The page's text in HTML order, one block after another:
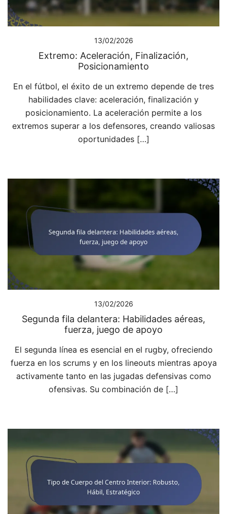
13/02/2026
Extremo: Aceleración, Finalización,
Posicionamiento
En el fútbol, el éxito de un extremo depende de tres
habilidades clave: aceleración, finalización y
posicionamiento. La aceleración permite a los
extremos superar a los defensores, creando valiosas
oportunidades […]
13/02/2026
Segunda fila delantera: Habilidades aéreas,
fuerza, juego de apoyo
El segunda línea es esencial en el rugby, ofreciendo
fuerza en los scrums y en los lineouts mientras apoya
activamente tanto en las jugadas defensivas como
ofensivas. Su combinación de […]